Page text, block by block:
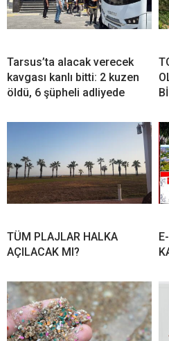
Tarsus’ta alacak verecek
kavgası kanlı bitti: 2 kuzen
öldü, 6 şüpheli adliyede
TÜM PLAJLAR HALKA
AÇILACAK MI?